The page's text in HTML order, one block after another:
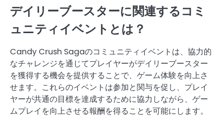
デイリーブースターに関連するコミ
ュニティイベントとは？
Candy Crush Sagaのコミュニティイベントは、協力的
なチャレンジを通じてプレイヤーがデイリーブースター
を獲得する機会を提供することで、ゲーム体験を向上さ
せます。これらのイベントは参加と関与を促し、プレイ
ヤーが共通の目標を達成するために協力しながら、ゲー
ムプレイを向上させる報酬を得ることを可能にします。